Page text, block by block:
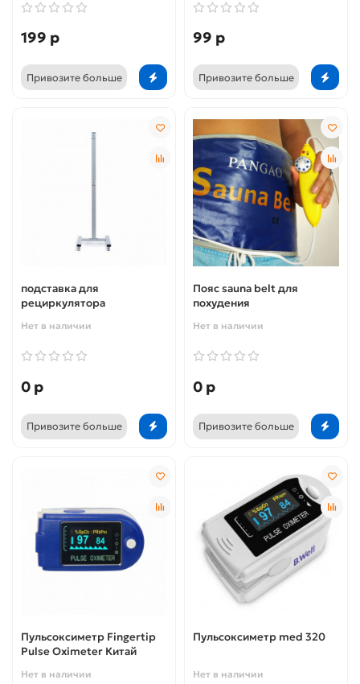
199 р
Привозите больше
99 р
Привозите больше
подставка для
рециркулятора
Нет в наличии
0 р
Привозите больше
Пояс sauna belt для
похудения
Нет в наличии
0 р
Привозите больше
Пульсоксиметр Fingertip
Pulse Oximeter Китай
Нет в наличии
Пульсоксиметр med 320
Нет в наличии